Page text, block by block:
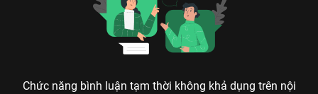
Chức năng bình luận tạm thời không khả dụng trên nội